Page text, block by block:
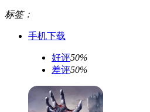
标签：
手机下载
好评50%
差评50%